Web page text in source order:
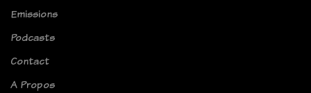
Emissions
Podcasts
Contact
A Propos